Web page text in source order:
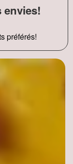
envies!
préférés!